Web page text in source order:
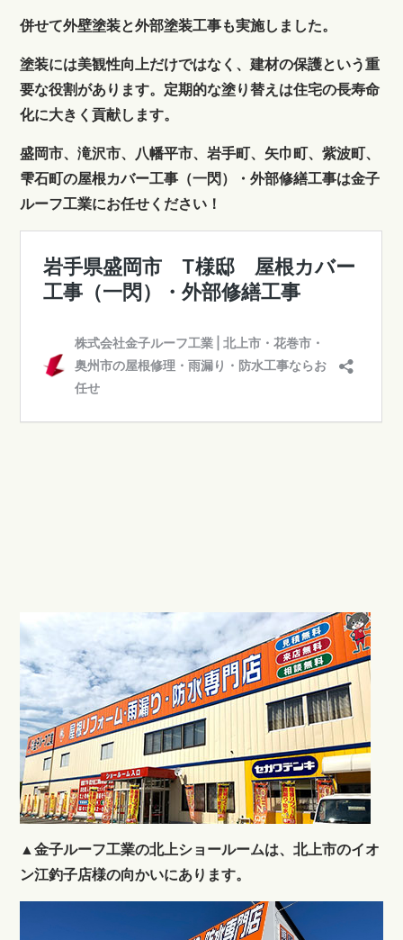
併せて外壁塗装と外部塗装工事も実施しました。
塗装には美観性向上だけではなく、建材の保護という重
要な役割があります。定期的な塗り替えは住宅の長寿命
化に大きく貢献します。
盛岡市、滝沢市、八幡平市、岩手町、矢巾町、紫波町、
雫石町の屋根カバー工事（一閃）・外部修繕工事は金子
ルーフ工業にお任せください！
▲金子ルーフ工業の北上ショールームは、北上市のイオ
ン江釣子店様の向かいにあります。